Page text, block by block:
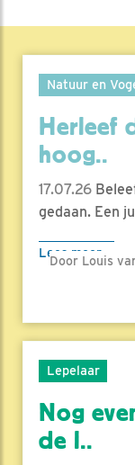
Natuur en
Herleef
hoog..
17.07.26
gedaan. Een
Lees meer
Door Louis
Lepelaar
Nog
de l..